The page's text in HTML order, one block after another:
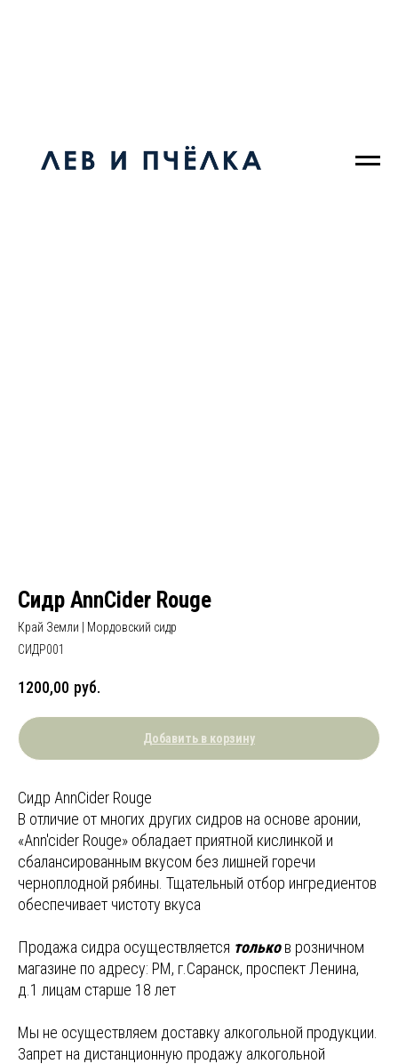
Сидр AnnCider Rouge
Край Земли | Мордовский сидр
СИДР001
1200,00 руб.
Добавить в корзину
Сидр AnnCider Rouge
В отличие от многих других сидров на основе аронии,
«Ann'cider Rouge» обладает приятной кислинкой и
сбалансированным вкусом без лишней горечи
черноплодной рябины. Тщательный отбор ингредиентов
обеспечивает чистоту вкуса
Продажа сидра осуществляется тольков розничном
магазине по адресу: РМ, г.Саранск, проспект Ленина,
д.1 лицам старше 18 лет
Мы не осуществляем доставку алкогольной продукции.
Запрет на дистанционную продажу алкогольной